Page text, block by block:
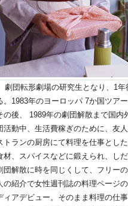
劇団転形劇場の研究生となり、1年
。1983年のヨーロッパ 7か国ツア
の後、 1989年の劇団解散まで国内
活動中、生活費稼ぎのために、友
トランの厨房にて料理を仕事とし
材、スパイスなどに鍛えられ、し
団解散に時を同じくして、フリー
の紹介で女性週刊誌の料理ページ
ィアデビュー。そのまま料理の仕